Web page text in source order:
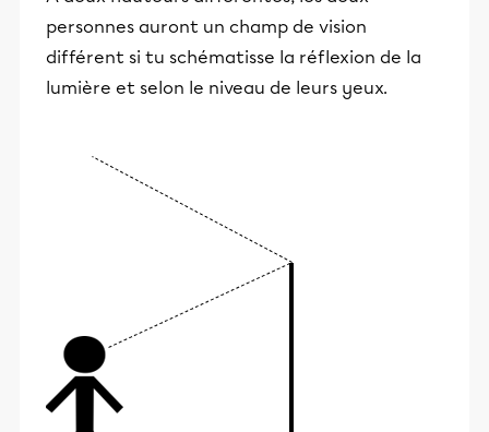
personnes auront un champ de vision
différent si tu schématisse la réflexion de la
lumière et selon le niveau de leurs yeux.